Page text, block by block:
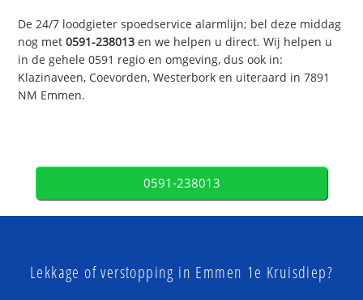
De 24/7 loodgieter spoedservice alarmlijn; bel deze middag
nog met0591-238013 en we helpen u direct. Wij helpen u
in de gehele 0591 regio en omgeving, dus ook in:
Klazinaveen, Coevorden, Westerbork en uiteraard in 7891
NM Emmen.
0591-238013
Lekkage of verstopping in Emmen 1e Kruisdiep?